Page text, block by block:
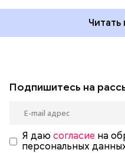
Подпишитесь на
Я даю согласие на
персональных